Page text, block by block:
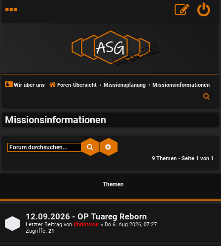
Wir über uns Foren-Übersicht Missionsplanung
Missionsinformationen
Missionsinformationen
Suche
9 Themen • Seite 1 von 1
Themen
12.09.2026 - OP Tuareg Reborn
Letzter Beitrag von Christovur « Do 6. Aug 2026, 07:27
Zugriffe: 21